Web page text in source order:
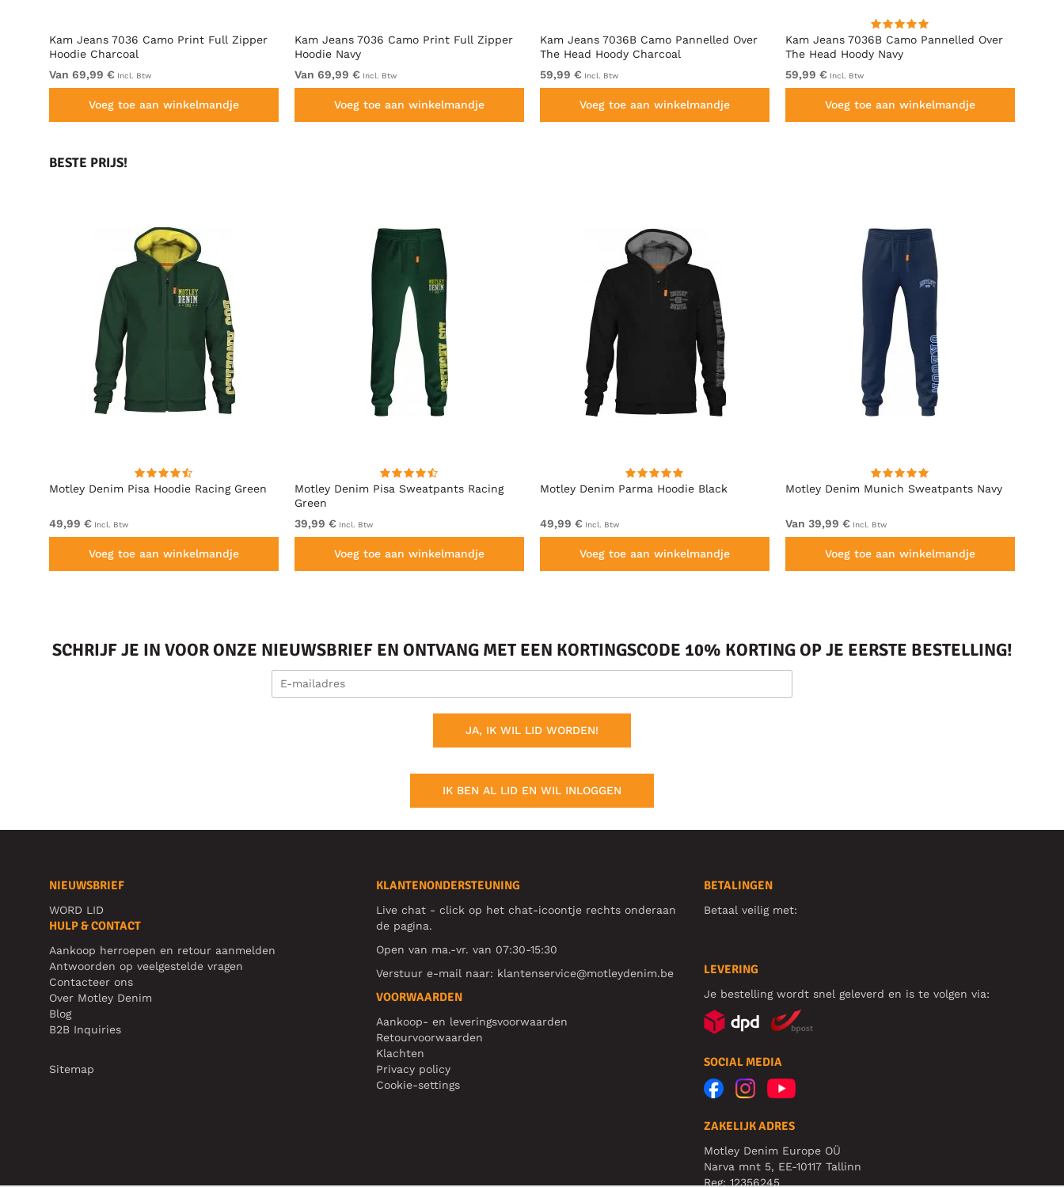
Kam Jeans 7036 Camo Print Full Zipper
Hoodie Charcoal
Van 69,99 € Incl. Btw
Voeg toe aan winkelmandje
Kam Jeans 7036 Camo Print Full Zipper
Hoodie Navy
Van 69,99 € Incl. Btw
Voeg toe aan winkelmandje
Kam Jeans 7036B Camo Pannelled Over
The Head Hoody Charcoal
59,99 € Incl. Btw
Voeg toe aan winkelmandje
Kam Jeans 7036B Camo Pannelled Over
The Head Hoody Navy
59,99 € Incl. Btw
Voeg toe aan winkelmandje
BESTE PRIJS!
Motley Denim Pisa Hoodie Racing Green
49,99 € Incl. Btw
Voeg toe aan winkelmandje
Motley Denim Pisa Sweatpants Racing
Green
39,99 € Incl. Btw
Voeg toe aan winkelmandje
Motley Denim Parma Hoodie Black
49,99 € Incl. Btw
Voeg toe aan winkelmandje
Motley Denim Munich Sweatpants Navy
Van 39,99 € Incl. Btw
Voeg toe aan winkelmandje
SCHRIJF JE IN VOOR ONZE NIEUWSBRIEF EN ONTVANG MET EEN KORTINGSCODE 10% KORTING OP JE EERSTE BESTELLING!
JA, IK WIL LID WORDEN!
IK BEN AL LID EN WIL INLOGGEN
NIEUWSBRIEF
WORD LID
HULP & CONTACT
Aankoop herroepen en retour aanmelden
Antwoorden op veelgestelde vragen
Contacteer ons
Over Motley Denim
Blog
B2B Inquiries
Sitemap
KLANTENONDERSTEUNING
Live chat - click op het chat-icoontje rechts onderaan
de pagina.
Open van ma.-vr. van 07:30-15:30
Verstuur e-mail naar: klantenservice@motleydenim.be
VOORWAARDEN
Aankoop- en leveringsvoorwaarden
Retourvoorwaarden
Klachten
Privacy policy
Cookie-settings
BETALINGEN
Betaal veilig met:
LEVERING
Je bestelling wordt snel geleverd en is te volgen via:
SOCIAL MEDIA
ZAKELIJK ADRES
Motley Denim Europe OÜ
Narva mnt 5, EE-10117 Tallinn
Reg: 12356245